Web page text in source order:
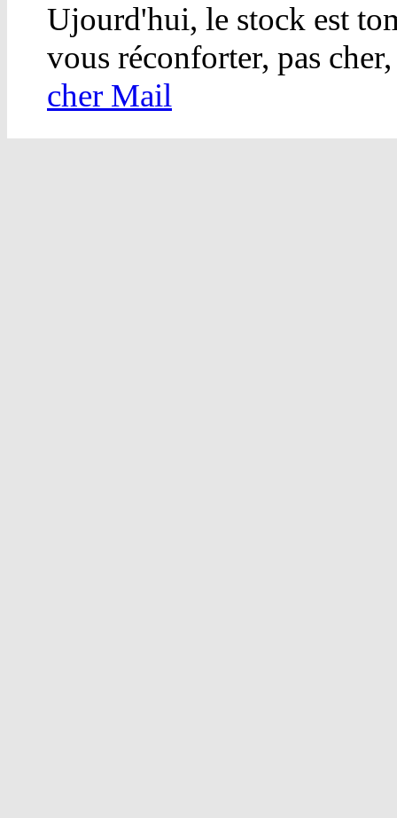
Ujourd'hui, le stock est
vous réconforter, pas
cher Mail